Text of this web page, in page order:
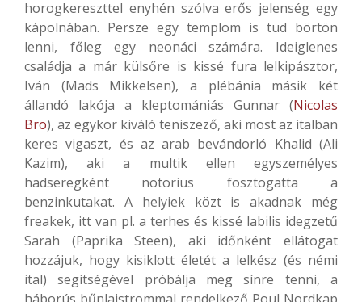
horogkereszttel enyhén szólva erős jelenség egy
kápolnában. Persze egy templom is tud börtön
lenni, főleg egy neonáci számára. Ideiglenes
családja a már külsőre is kissé fura lelkipásztor,
Iván (Mads Mikkelsen), a plébánia másik két
állandó lakója a kleptomániás Gunnar (Nicolas
Bro), az egykor kiváló teniszező, aki most az italban
keres vigaszt, és az arab bevándorló Khalid (Ali
Kazim), aki a multik ellen egyszemélyes
hadseregként notorius fosztogatta a
benzinkutakat. A helyiek közt is akadnak még
freakek, itt van pl. a terhes és kissé labilis idegzetű
Sarah (Paprika Steen), aki időnként ellátogat
hozzájuk, hogy kisiklott életét a lelkész (és némi
ital) segítségével próbálja meg sínre tenni, a